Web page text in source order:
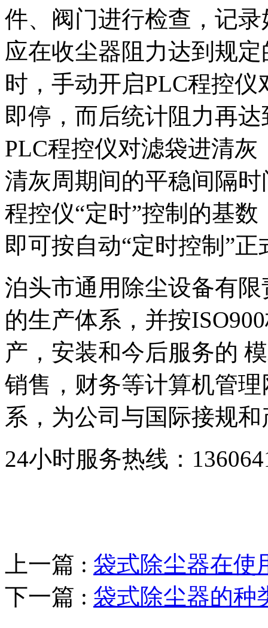
件、阀门进行检查，记
应在收尘器阻力达到规
时，手动开启PLC程控
即停，而后统计阻力再
PLC程控仪对滤袋进清
清灰周期间的平稳间隔
程控仪“定时”控制的基
即可按自动“定时控制”正
泊头市通用除尘设备有
的生产体系，并按
产，安装和今后服务的
销售，财务等计算机管
系，为公司与国际接规
24小时服务热线：
上一篇 : 袋式除尘器在使
下一篇 : 袋式除尘器的种